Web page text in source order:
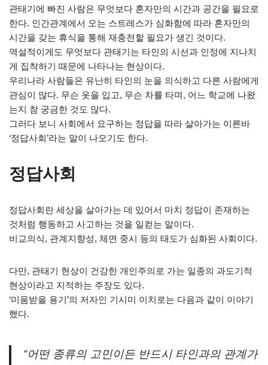
관태기에 빠진 사람은 무엇보다 혼자만의 시간과 공간을 필요로
한다. 인간관계에서 오는 스트레스가 심화함에 따라 혼자만의
시간을 갖는 휴식을 통해 재충전할 필요가 생긴 것이다.
역설적이게도 무엇보다 관태기는 타인의 시선과 인정에 지나치
게 집착하기 때문에 나타나는 현상이다.
우리나라 사람들은 유난히 타인의 눈을 의식하고 다른 사람에게
관심이 많다. 무슨 옷을 입고, 무슨 차를 타며, 어느 학교에 나왔
는지 참 궁금한 것도 많다.
그러다 보니 사회에서 요구하는 정답을 따라 살아가는 이른바
‘정답사회’라는 말이 나오기도 한다.
정답사회
정답사회란 세상을 살아가는 데 있어서 마치 정답이 존재하는
것처럼 행동하고 사고하는 것을 일컫는 말이다.
비교의식, 관계지향성, 체면 중시 등의 태도가 심화된 사회이다.
다만, 관태기 현상이 건강한 개인주의로 가는 일종의 과도기적
현상이라고 지적하는 주장도 있다.
‘미움받을 용기’의 저자인 기시미 이치로는 다음과 같이 이야기
했다.
“어떤 종류의 고민이든 반드시 타인과의 관계가